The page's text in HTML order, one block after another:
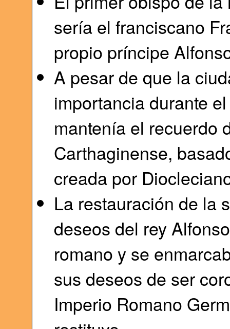
sería el franciscano
propio príncipe
A pesar de que la
importancia durante
mantenía el recuerdo
Carthaginense,
creada por
La restauración de la
deseos del rey
romano y se
sus deseos de ser
Imperio Romano